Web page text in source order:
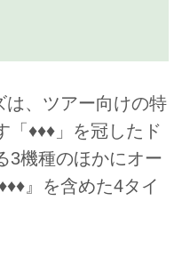
は、ツアー向けの特
「♦♦♦」を冠したド
3機種のほかにオー
』を含めた4タイ